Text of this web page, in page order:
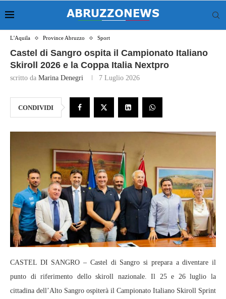
L'Aquila Province Abruzzo Sport
Castel di Sangro ospita il Campionato Italiano
Skiroll 2026 e la Coppa Italia Nextpro
scritto da Marina Denegri 7 Luglio 2026
CONDIVIDI
CASTEL DI SANGRO – Castel di Sangro si prepara a diventare il
punto di riferimento dello skiroll nazionale. Il 25 e 26 luglio la
cittadina dell’Alto Sangro ospiterà il Campionato Italiano Skiroll Sprint